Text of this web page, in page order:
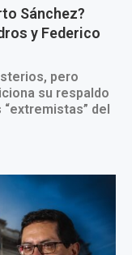
Sánchez?
y Federico
pero
su respaldo
del